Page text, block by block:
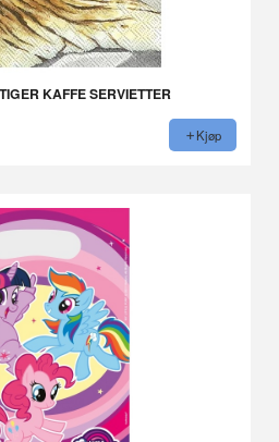
KAFFE SERVIETTER
Kjøp